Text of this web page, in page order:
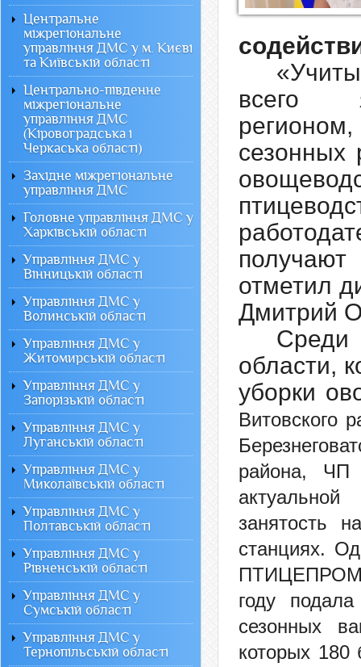
всего
сезонных
отметил
Дмитрий
Среди
области,
уборки
района, ЧП
занятость
станциях.
году
сезонных
которых 180
Центральне
міжрегіональне
управління ДМС у м. Києві
та Київській області
Центрально-південне
міжрегіональне
управління ДМС
(Кіровоградська і
Черкаська області)
Західне міжрегіональне
управління ДМС
Головне управління ДМС у
Харківській області
Управління ДМС у
Вінницькій області
Управління ДМС у
Волинській області
Управління ДМС у
Житомирській області
Управління ДМС у
Запорізькій області
Управління ДМС у
Луганській області
Управління ДМС у
Миколаївській області
Управління ДМС у
Полтавській області
Управління ДМС у
Рівненській області
Управління ДМС у
Сумській області
Управління ДМС у
Тернопільській області